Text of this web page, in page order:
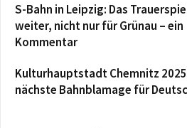
S-Bahn in Leipzig: Das
weiter, nicht nur für Grünau – ein
Kommentar
Kulturhauptstadt Chemnitz
nächste Bahnblamage für